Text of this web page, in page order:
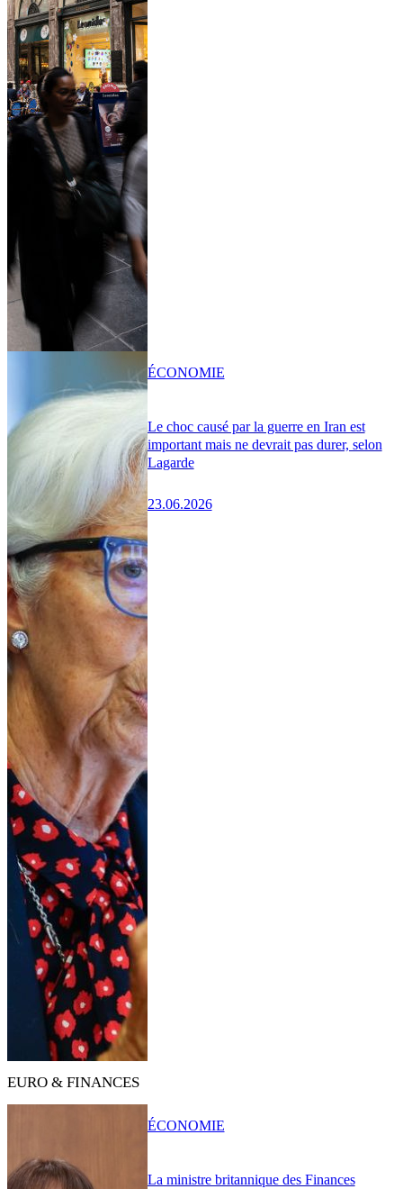
Le choc causé par la guerre en Iran est
important mais ne devrait pas durer, selon
Lagarde
23.06.2026
ÉCONOMIE
EURO & FINANCES
La ministre britannique des Finances
ÉCONOMIE